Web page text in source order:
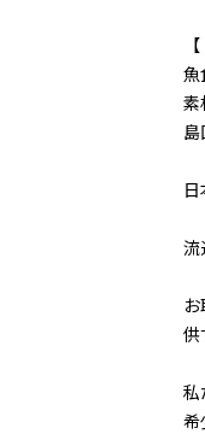
魚
素
島
流
供
私
希